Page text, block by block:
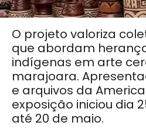
O projeto valoriza
que abordam
indígenas em arte
marajoara.
e arquivos da
exposição iniciou dia
até 20 de maio.